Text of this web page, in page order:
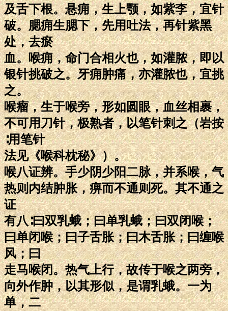
及舌下根。悬痈，生上颚，如紫李，宜针
破。腮痈生腮下，先用吐法，再针紫黑
处，去瘀
血。喉痈，命门合相火也，如灌脓，即以
银针挑破之。牙痈肿痛，亦灌脓也，宜挑
之。
喉瘤，生于喉旁，形如圆眼，血丝相裹，
不可用刀针，极熟者，以笔针刺之（岩按
∶用笔针
法见《喉科枕秘》）。
喉八证辨。手少阴少阳二脉，并系喉，气
热则内结肿胀，痹而不通则死。其不通之
证
有八∶曰双乳蛾；曰单乳蛾；曰双闭喉；
曰单闭喉；曰子舌胀；曰木舌胀；曰缠喉
风；曰
走马喉闭。热气上行，故传于喉之两旁，
向外作肿，以其形似，是谓乳蛾。一为
单，二